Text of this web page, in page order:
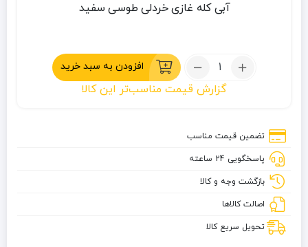
آبی کله غازی خردلی طوسی سفید
تعداد:
0.65
سری
go
مدل
Iceflow
افزودن به سبد خرید
گزارش قیمت مناسب‌تر این کالا
تضمین قیمت مناسب
پاسخگویی 24 ساعته
بازگشت وجه و کالا
اصالت کالاها
تحویل سریع کالا